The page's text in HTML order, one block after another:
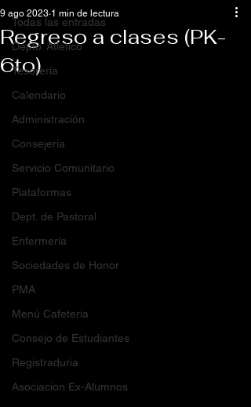
Todas las entradas
Depto. Atlético
Tesorería
Calendario
Administración
Consejería
Servicio Comunitario
Plataformas
Dept. de Pastoral
Enfermería
Sociedades de Honor
PMA
Menú Cafeteria
Consejo de Estudiantes
Registraduria
Asociacion Ex-Alumnos
Regreso a clases (PK-
6to)
9 ago 2023 1 min de lectura